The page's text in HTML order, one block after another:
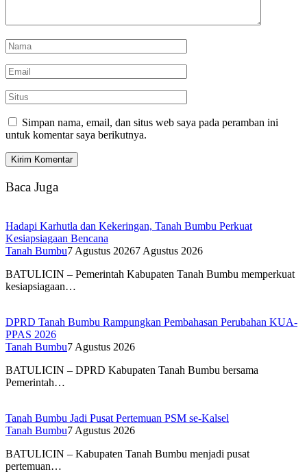
Simpan nama, email, dan situs web saya pada peramban ini
untuk komentar saya berikutnya.
Baca Juga
Hadapi Karhutla dan Kekeringan, Tanah Bumbu Perkuat
Kesiapsiagaan Bencana
Tanah Bumbu7 Agustus 20267 Agustus 2026
BATULICIN – Pemerintah Kabupaten Tanah Bumbu memperkuat
kesiapsiagaan…
DPRD Tanah Bumbu Rampungkan Pembahasan Perubahan KUA-
PPAS 2026
Tanah Bumbu7 Agustus 2026
BATULICIN – DPRD Kabupaten Tanah Bumbu bersama
Pemerintah…
Tanah Bumbu Jadi Pusat Pertemuan PSM se-Kalsel
Tanah Bumbu7 Agustus 2026
BATULICIN – Kabupaten Tanah Bumbu menjadi pusat
pertemuan…